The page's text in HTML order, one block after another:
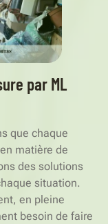
par ML
que chaque
matière de
des solutions
situation.
en pleine
besoin de faire